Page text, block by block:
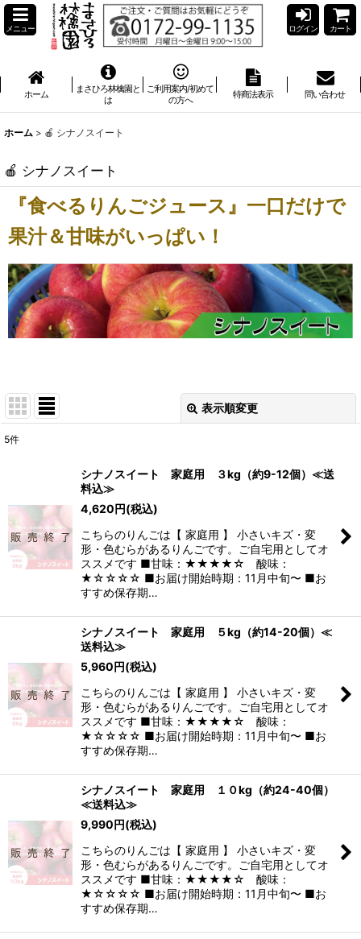
メニュー ログイン カート
ホーム
まさひろ林檎園と
は
ご利用案内/初めて
の方へ
特商法表示 問い合わせ
ホーム > 🍎 シナノスイート
🍎 シナノスイート
『食べるりんごジュース』一口だけで
果汁＆甘味がいっぱい！
表示順変更
絞り込む
5件
シナノスイート 家庭用 ３kg（約9-12個）≪送
料込≫
4,620円(税込)
こちらのりんごは【 家庭用 】 小さいキズ・変
形・色むらがあるりんごです。ご自宅用としてオ
ススメです ■甘味：★★★★☆ 酸味：
★☆☆☆☆ ■お届け開始時期：11月中旬〜 ■お
すすめ保存期…
シナノスイート 家庭用 ５kg（約14-20個）≪
送料込≫
5,960円(税込)
こちらのりんごは【 家庭用 】 小さいキズ・変
形・色むらがあるりんごです。ご自宅用としてオ
ススメです ■甘味：★★★★☆ 酸味：
★☆☆☆☆ ■お届け開始時期：11月中旬〜 ■お
すすめ保存期…
シナノスイート 家庭用 １０kg（約24-40個）
≪送料込≫
9,990円(税込)
こちらのりんごは【 家庭用 】 小さいキズ・変
形・色むらがあるりんごです。ご自宅用としてオ
ススメです ■甘味：★★★★☆ 酸味：
★☆☆☆☆ ■お届け開始時期：11月中旬〜 ■お
すすめ保存期…